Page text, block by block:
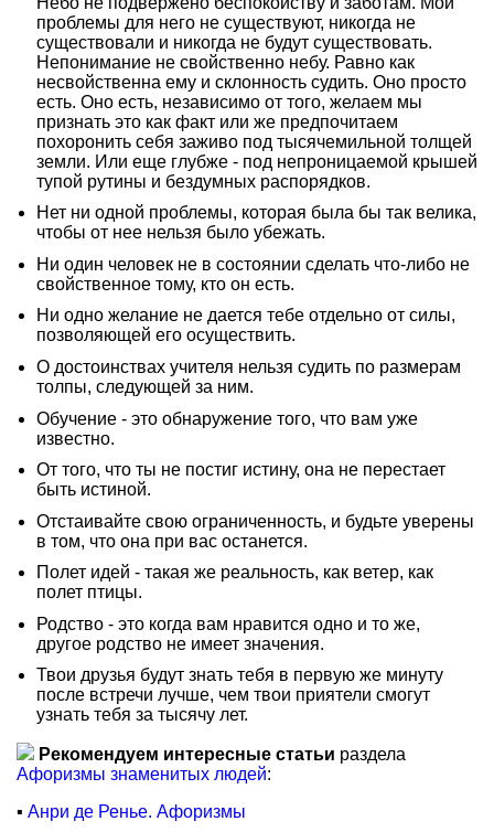
проблемы для него не существуют, никогда не
существовали и никогда не будут существовать.
Непонимание не свойственно небу. Равно как
несвойственна ему и склонность судить. Оно просто
есть. Оно есть, независимо от того, желаем мы
признать это как факт или же предпочитаем
похоронить себя заживо под тысячемильной толщей
земли. Или еще глубже - под непроницаемой крышей
тупой рутины и бездумных распорядков.
Нет ни одной проблемы, которая была бы так велика,
чтобы от нее нельзя было убежать.
Ни один человек не в состоянии сделать что-либо не
свойственное тому, кто он есть.
Ни одно желание не дается тебе отдельно от силы,
позволяющей его осуществить.
О достоинствах учителя нельзя судить по размерам
толпы, следующей за ним.
Обучение - это обнаружение того, что вам уже
известно.
От того, что ты не постиг истину, она не перестает
быть истиной.
Отстаивайте свою ограниченность, и будьте уверены
в том, что она при вас останется.
Полет идей - такая же реальность, как ветер, как
полет птицы.
Родство - это когда вам нравится одно и то же,
другое родство не имеет значения.
Твои друзья будут знать тебя в первую же минуту
после встречи лучше, чем твои приятели смогут
узнать тебя за тысячу лет.
Рекомендуем интересные статьи раздела
Афоризмы знаменитых людей:
▪ Анри де Ренье. Афоризмы